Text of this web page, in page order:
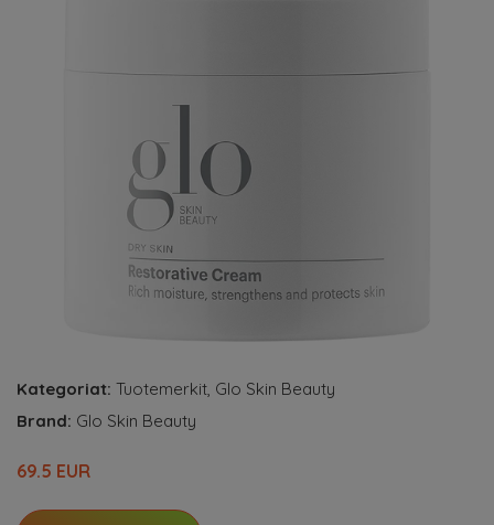
Kategoriat: Tuotemerkit, Glo Skin Beauty
Brand: Glo Skin Beauty
69.5 EUR